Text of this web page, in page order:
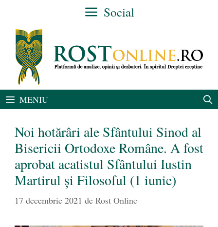
conținut
Social
MENIU
Noi hotărâri ale Sfântului Sinod al
Bisericii Ortodoxe Române. A fost
aprobat acatistul Sfântului Iustin
Martirul și Filosoful (1 iunie)
17 decembrie 2021 de Rost Online